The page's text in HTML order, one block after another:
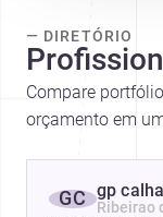
— DIRETÓRIO
Compare
orçamento em
GC gp
Ribeirao